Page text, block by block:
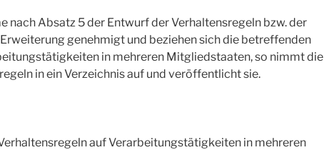
nach Absatz 5 der Entwurf der Verhaltensregeln bzw. der
genehmigt und beziehen sich die betreffenden
in mehreren Mitgliedstaaten, so nimmt die
in ein Verzeichnis auf und veröffentlicht sie.
auf Verarbeitungstätigkeiten in mehreren